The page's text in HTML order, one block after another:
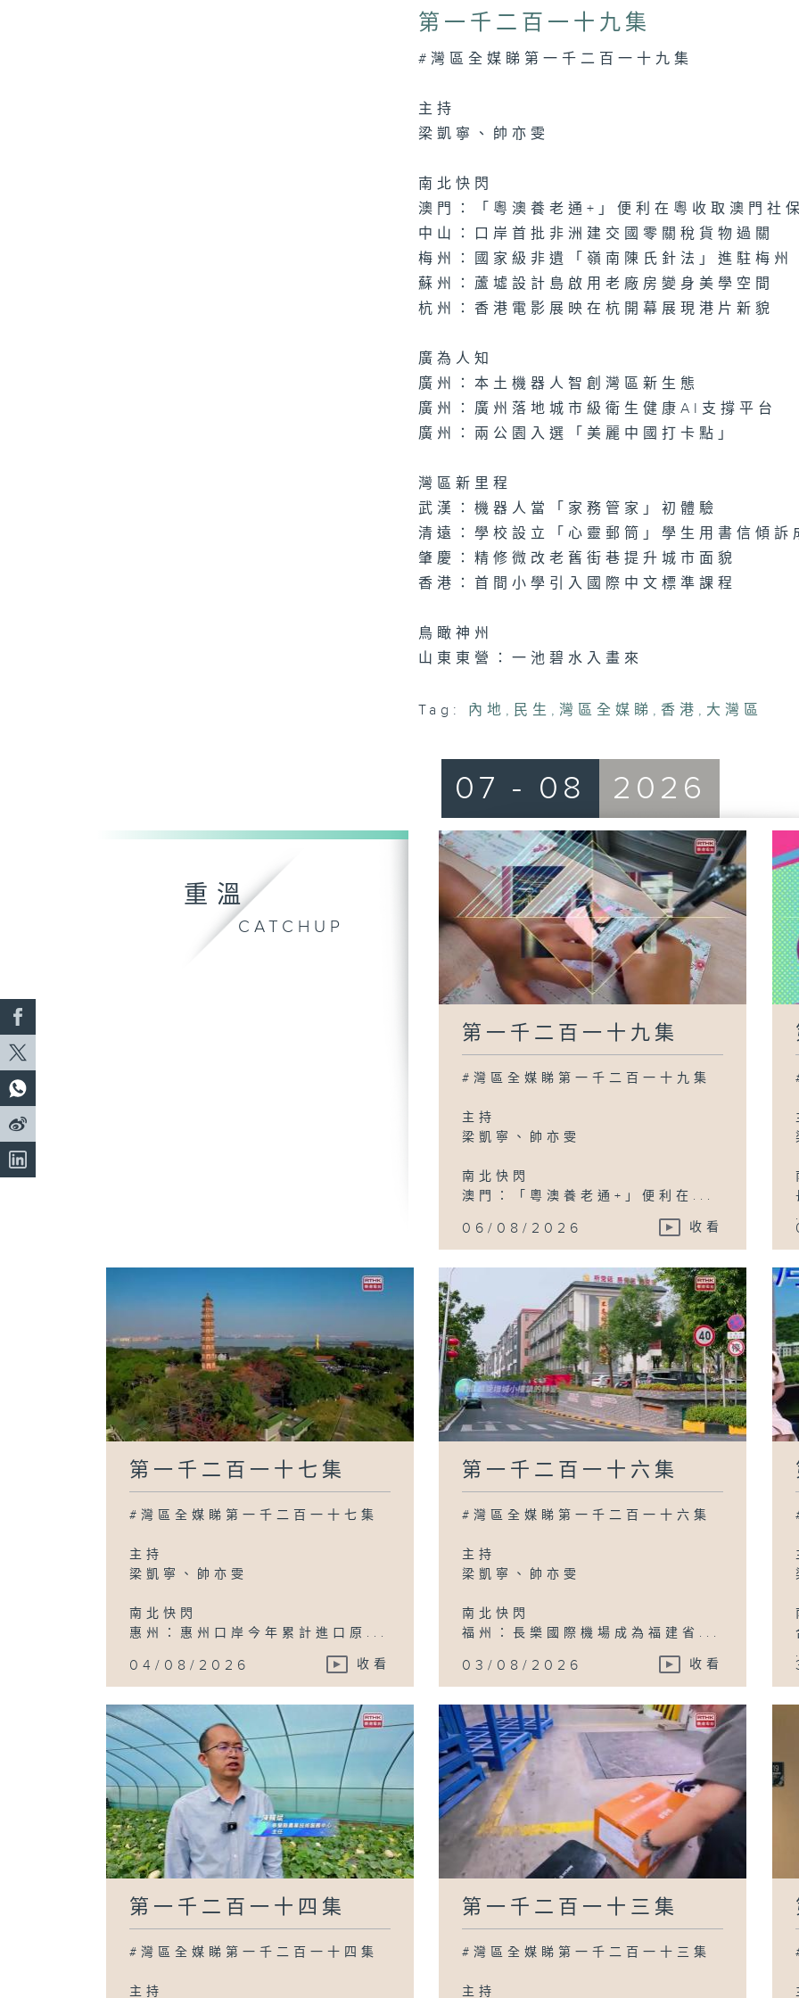
26
minutes,
seconds Volume
90%
第一千二百一十九集
#灣區全媒睇第一千二百一十九集
主持
梁凱寧、帥亦雯
南北快閃
澳門：「粵澳養老通+」便利在粵收取澳門社
中山：口岸首批非洲建交國零關稅貨物過關
梅州：國家級非遺「嶺南陳氏針法」進駐梅州
蘇州：蘆墟設計島啟用老廠房變身美學空間
杭州：香港電影展映在杭開幕展現港片新貌
廣為人知
廣州：本土機器人智創灣區新生態
廣州：廣州落地城市級衛生健康AI支撐平台
廣州：兩公園入選「美麗中國打卡點」
灣區新里程
武漢：機器人當「家務管家」初體驗
清遠：學校設立「心靈郵筒」學生用書信傾訴
肇慶：精修微改老舊街巷提升城市面貌
香港：首間小學引入國際中文標準課程
鳥瞰神州
山東東營：一池碧水入畫來
Tag: 內地 , 民生 , 灣區全媒睇 , 香港 , 大灣區
重溫
CATCHUP
07 - 08 2026
第一千二百一十九集
#灣區全媒睇第一千二百一十九集
主持
梁凱寧、帥亦雯
南北快閃
澳門：「粵澳養老通+」便利在...
06/08/2026 收看
第一千二百一十七集
#灣區全媒睇第一千二百一十七集
主持
梁凱寧、帥亦雯
南北快閃
惠州：惠州口岸今年累計進口原...
04/08/2026 收看
第一千二百一十六集
#灣區全媒睇第一千二百一十六集
主持
梁凱寧、帥亦雯
南北快閃
福州：長樂國際機場成為福建省...
03/08/2026 收看
第一千二百一十四集
#灣區全媒睇第一千二百一十四集
主持
第一千二百一十三集
#灣區全媒睇第一千二百一十三集
主持